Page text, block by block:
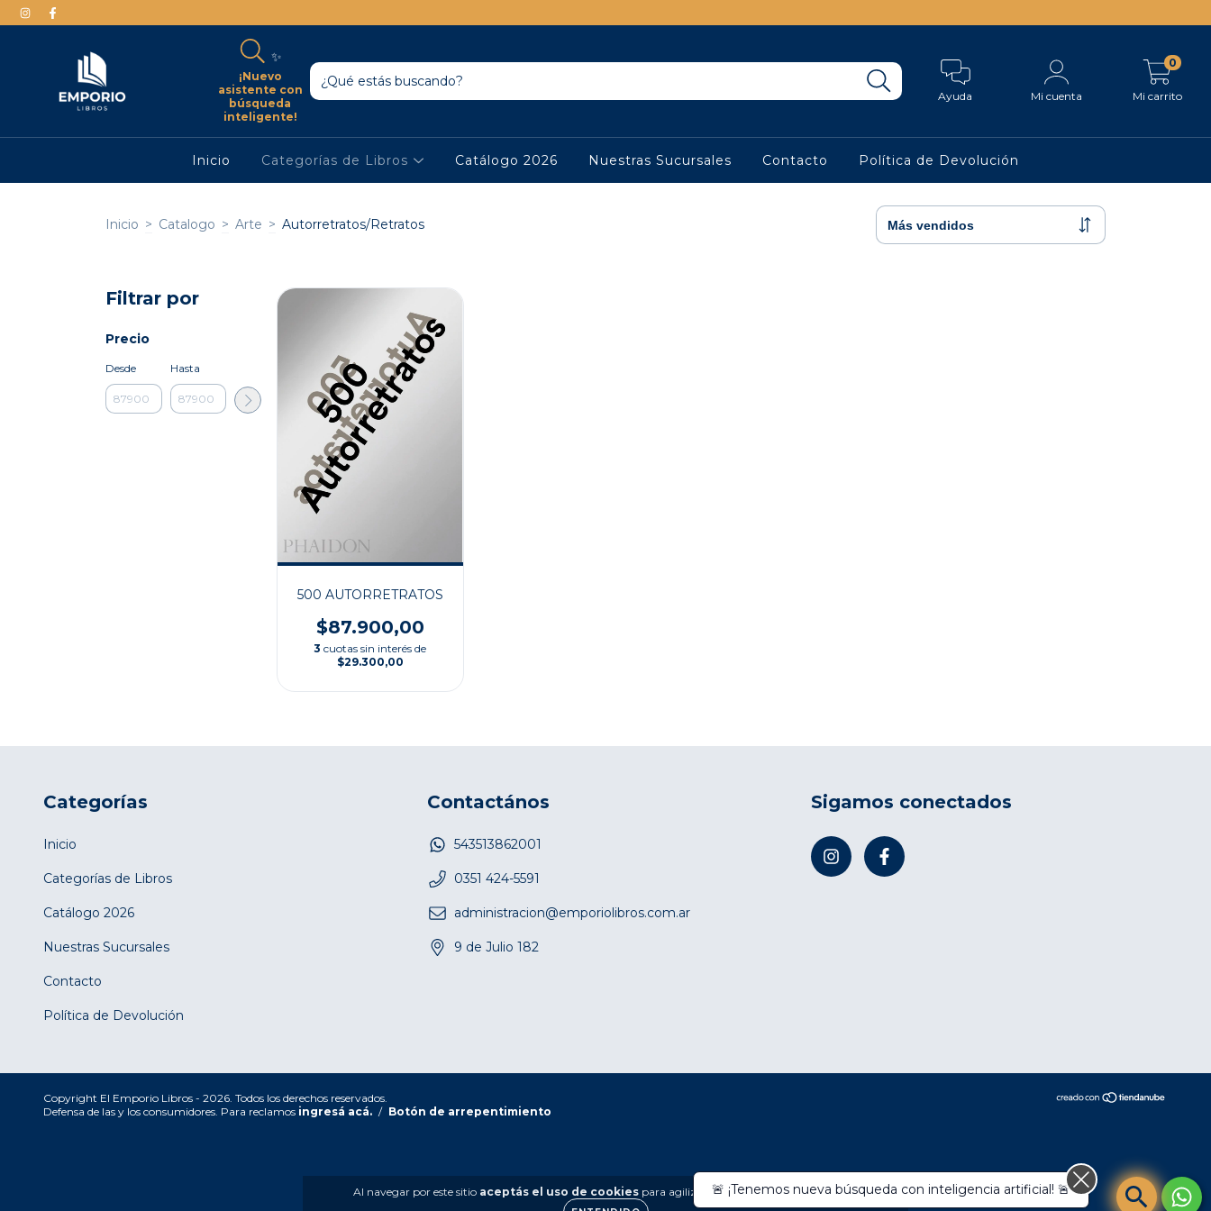
✨
¡Nuevo
asistente con
búsqueda
inteligente!
Ayuda Mi cuenta Mi carrito
0
Inicio Categorías de Libros Catálogo 2026 Nuestras Sucursales Contacto Política de Devolución
Al navegar por este sitio aceptás el uso de cookies para agilizar tu experiencia de compra.
Inicio > Catalogo > Arte > Autorretratos/Retratos
Filtrar por
Precio
Desde Hasta
500 AUTORRETRATOS
$87.900,00
3 cuotas sin interés de
$29.300,00
Categorías
Inicio
Categorías de Libros
Catálogo 2026
Nuestras Sucursales
Contacto
Política de Devolución
Contactános
543513862001
0351 424-5591
administracion@emporiolibros.com.ar
9 de Julio 182
Sigamos conectados
Copyright El Emporio Libros - 2026. Todos los derechos reservados.
Defensa de las y los consumidores. Para reclamos ingresá acá. / Botón de arrepentimiento